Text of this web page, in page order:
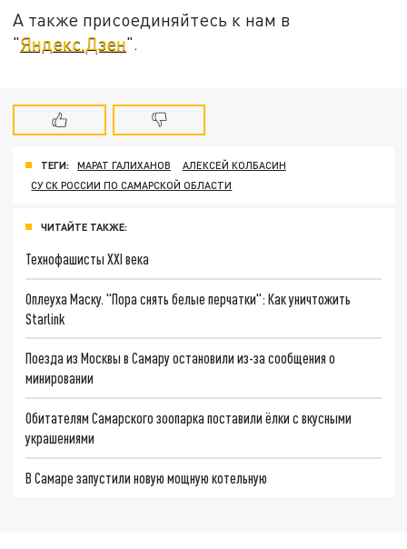
А также присоединяйтесь к нам в
"Яндекс.Дзен".
ТЕГИ: МАРАТ ГАЛИХАНОВ
АЛЕКСЕЙ КОЛБАСИН
СУ СК РОССИИ ПО САМАРСКОЙ ОБЛАСТИ
ЧИТАЙТЕ ТАКЖЕ:
Технофашисты XXI века
Оплеуха Маску. "Пора снять белые перчатки": Как уничтожить
Starlink
Поезда из Москвы в Самару остановили из-за сообщения о
минировании
Обитателям Самарского зоопарка поставили ёлки с вкусными
украшениями
В Самаре запустили новую мощную котельную